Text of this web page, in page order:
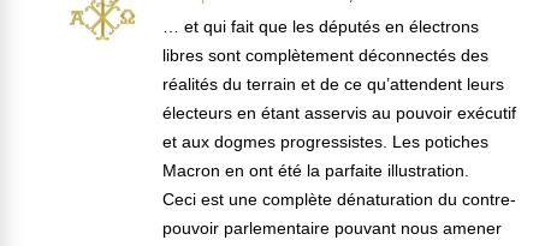
… et qui fait que les députés en électrons
libres sont complètement déconnectés des
réalités du terrain et de ce qu’attendent leurs
électeurs en étant asservis au pouvoir exécutif
et aux dogmes progressistes. Les potiches
Macron en ont été la parfaite illustration.
Ceci est une complète dénaturation du contre-
pouvoir parlementaire pouvant nous amener